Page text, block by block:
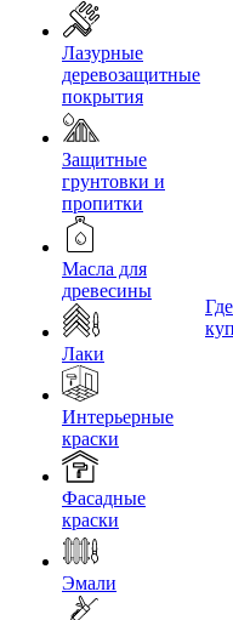
Лазурные
деревозащитные
покрытия
Защитные
грунтовки и
пропитки
Масла для
древесины
Лаки
Интерьерные
краски
Фасадные
краски
Эмали
Где